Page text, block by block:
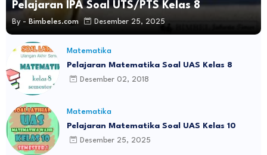
Pelajaran IPA Soal UTS/PTS Kelas 8
By - Bimbeles.com Desember 25, 2025
Matematika
Pelajaran Matematika Soal UAS Kelas 8
Desember 02, 2018
Matematika
Pelajaran Matematika Soal UAS Kelas 10
Desember 25, 2025